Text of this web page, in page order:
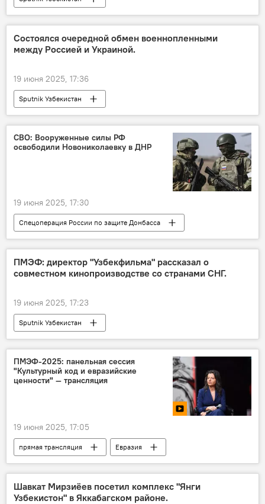
Состоялся очередной обмен военнопленными
между Россией и Украиной.
19 июня 2025, 17:36
Sputnik Узбекистан
СВО: Вооруженные силы РФ
освободили Новониколаевку в ДНР
19 июня 2025, 17:30
Спецоперация России по защите Донбасса
СВО
Россия
ДНР
безопасность
ВСУ
ПМЭФ: директор "Узбекфильма" рассказал о
совместном кинопроизводстве со странами СНГ.
19 июня 2025, 17:23
Sputnik Узбекистан
ПМЭФ-2025: панельная сессия
"Культурный код и евразийские
ценности" — трансляция
19 июня 2025, 17:05
прямая трансляция
Евразия
сессия
Маргарита Симоньян
ПМЭФ
Санкт-Петербург Россия
Шавкат Мирзиёев посетил комплекс "Янги
Узбекистон" в Яккабагском районе.